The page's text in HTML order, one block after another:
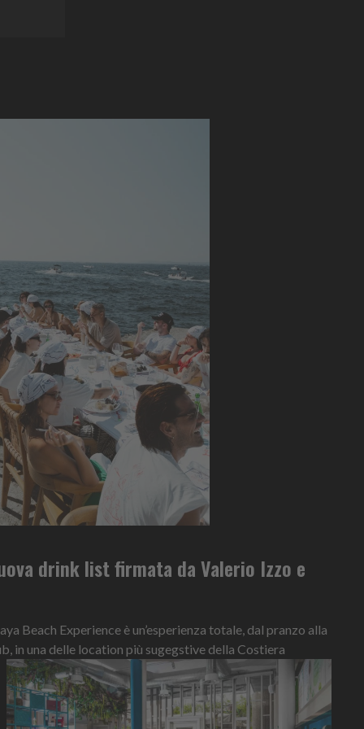
drink list firmata da Valerio Izzo e
Beach Experience è un’esperienza totale, dal pranzo alla
in una delle location più sugegstive della Costiera